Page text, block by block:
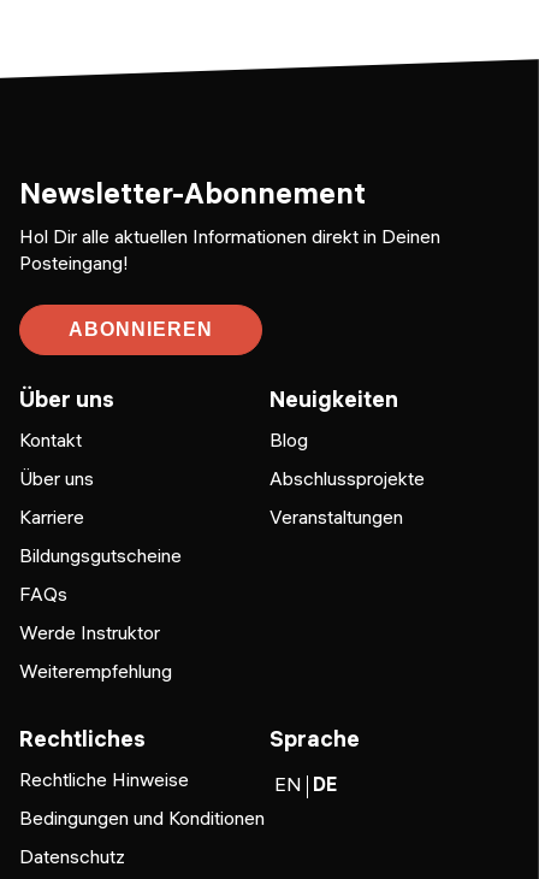
Newsletter-Abonnement
Hol Dir alle aktuellen Informationen direkt in Deinen
Posteingang!
ABONNIEREN
Über uns
Kontakt
Über uns
Karriere
Bildungsgutscheine
FAQs
Werde Instruktor
Weiterempfehlung
Neuigkeiten
Blog
Abschlussprojekte
Veranstaltungen
Rechtliches
Rechtliche Hinweise
Bedingungen und Konditionen
Datenschutz
Sprache
EN DE